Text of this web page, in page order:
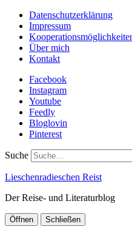
Datenschutzerklärung
Impressum
Über mich
Kontakt
Facebook
Instagram
Youtube
Feedly
Bloglovin
Pinterest
Suche
Lieschenradieschen Reist
Der Reise- und Literaturblog
Öffnen Schließen